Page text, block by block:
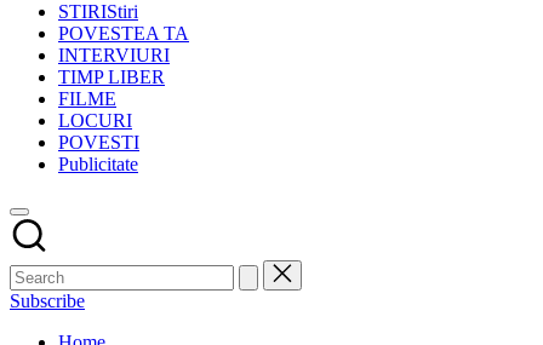
STIRIStiri
POVESTEA TA
INTERVIURI
TIMP LIBER
FILME
LOCURI
POVESTI
Publicitate
Subscribe